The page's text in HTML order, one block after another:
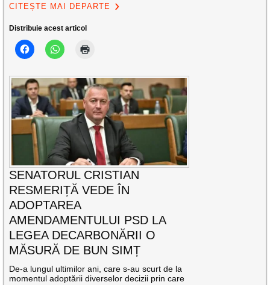
CITEȘTE MAI DEPARTE
Distribuie acest articol
SENATORUL CRISTIAN
RESMERIȚĂ VEDE ÎN
ADOPTAREA
AMENDAMENTULUI PSD LA
LEGEA DECARBONĂRII O
MĂSURĂ DE BUN SIMȚ
De-a lungul ultimilor ani, care s-au scurt de la
momentul adoptării diverselor decizii prin care